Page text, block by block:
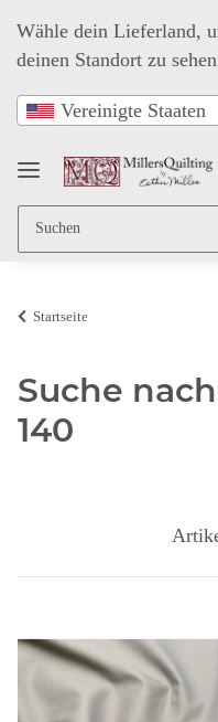
Wähle dein Lieferland,
deinen Standort zu
Vereinigte Staaten
Startseite
Suche
140